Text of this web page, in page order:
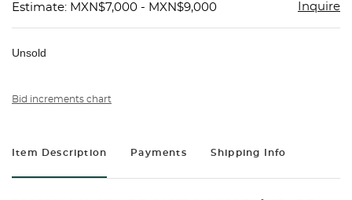
Estimate: MXN$7,000 - MXN$9,000 Inquire
Unsold
Bid increments chart
Item Description Payments Shipping Info